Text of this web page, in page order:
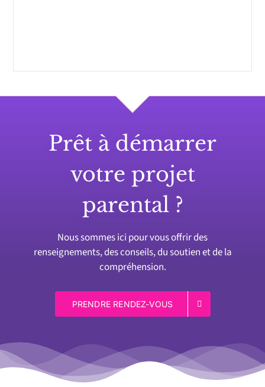
Prêt à démarrer
votre projet
parental ?
Nous sommes ici pour vous offrir des
renseignements, des conseils, du soutien et de la
compréhension.
PRENDRE RENDEZ-VOUS